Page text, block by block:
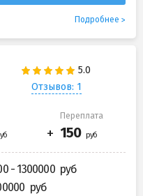
Подробнее
Отзывов: 1
Переплата
- 1300000